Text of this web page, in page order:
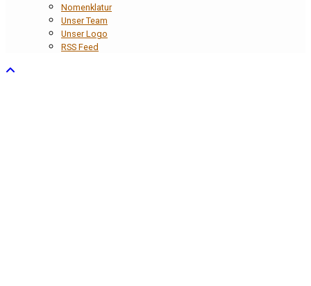
Nomenklatur
Unser Team
Unser Logo
RSS Feed